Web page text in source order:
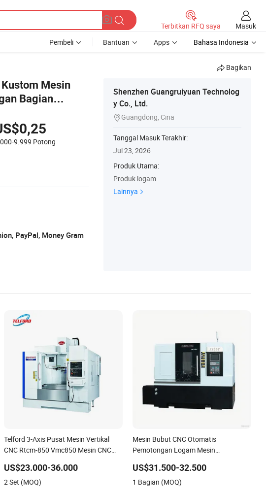
Terbitkan RFQ saya
Masuk
Pembeli Bantuan Apps Bahasa Indonesia
Bagikan
Mesin
Bagian
Seluler
9.999 Potong
PayPal, Money Gram
Shenzhen Guangruiyuan Technolog
y Co., Ltd.
Guangdong, Cina
Tanggal Masuk Terakhir:
Jul 23, 2026
Produk Utama:
Produk logam
Lainnya
Telford 3-Axis Pusat Mesin Vertikal
CNC Rtcm-850 Vmc850 Mesin CNC
Penggilingan untuk Pekerjaan Logam
US$23.000-36.000
2 Set (MOQ)
Mesin Bubut CNC Otomatis
Pemotongan Logam Mesin
US$31.500-32.500
1 Bagian (MOQ)